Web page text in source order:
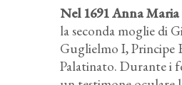
Nel 1691 Anna
la seconda moglie di
Guglielmo I, Principe
Palatinato. Durante i